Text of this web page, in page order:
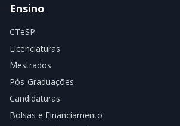
Ensino
CTeSP
Licenciaturas
Mestrados
Pós-Graduações
Candidaturas
Bolsas e Financiamento